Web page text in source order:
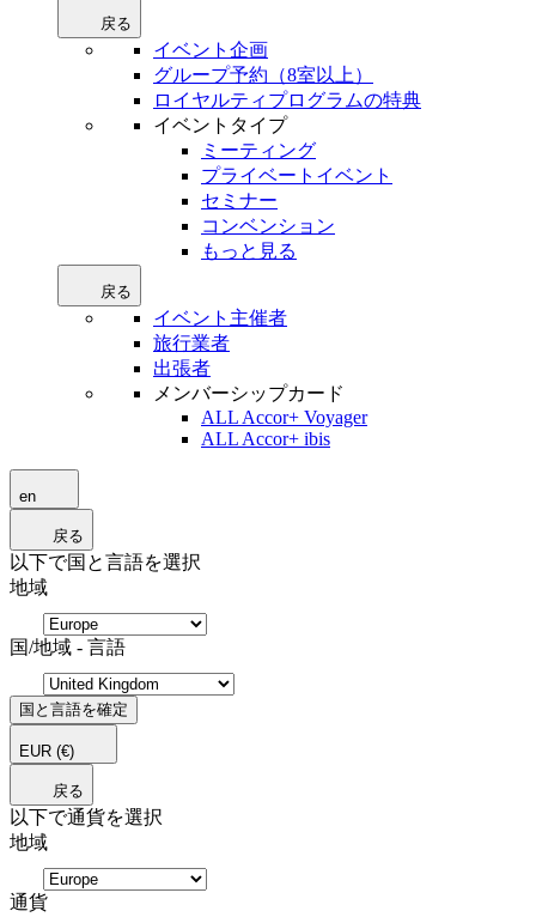
戻る
イベント企画
グループ予約（8室以上）
ロイヤルティプログラムの特典
イベントタイプ
ミーティング
プライベートイベント
セミナー
コンベンション
もっと見る
戻る
イベント主催者
旅行業者
出張者
メンバーシップカード
ALL Accor+ Voyager
ALL Accor+ ibis
en
戻る
以下で国と言語を選択
地域
国/地域 - 言語
国と言語を確定
EUR (€)
戻る
以下で通貨を選択
地域
通貨